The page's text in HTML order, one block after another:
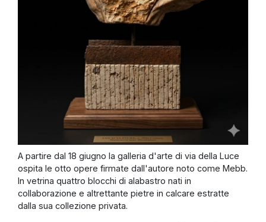
A partire dal 18 giugno la galleria d'arte di via della Luce
ospita le otto opere firmate dall'autore noto come Mebb.
In vetrina quattro blocchi di alabastro nati in
collaborazione e altrettante pietre in calcare estratte
dalla sua collezione privata.